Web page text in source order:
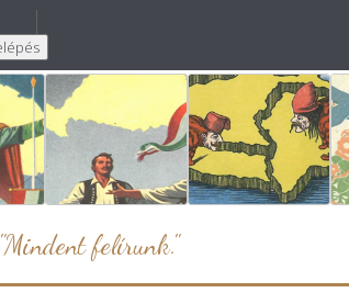
"Mindent felírunk."